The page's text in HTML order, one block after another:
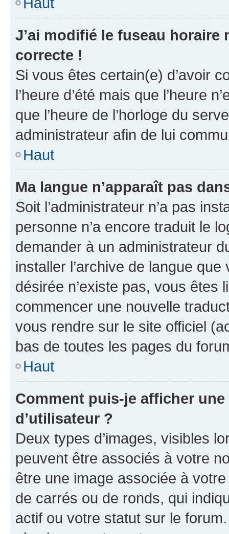
J’ai modifié le fuseau horaire
correcte !
Si vous êtes certain(e) d’avoir
l’heure d’été mais que l’heure
que l’heure de l’horloge du
administrateur afin de lui
Haut
Ma langue n’apparaît pas
Soit l’administrateur n’a pas
personne n’a encore traduit le
demander à un administrateur
installer l’archive de langue
désirée n’existe pas, vous êtes
commencer une nouvelle
vous rendre sur le site officiel
bas de toutes les pages du
Haut
Comment puis-je afficher
d’utilisateur ?
Deux types d’images, visibles
peuvent être associés à votre
être une image associée à
de carrés ou de ronds, qui
actif ou votre statut sur le